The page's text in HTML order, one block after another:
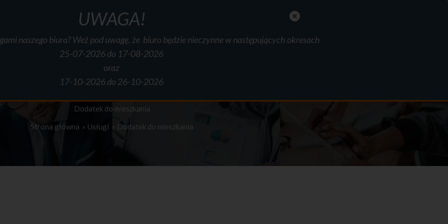
Dodatek do mieszkania
Strona główna
Usługi Dodatek do mieszkania
UWAGA!
naszego biura? Weź pod uwagę, że biuro będzie nieczynne w następujących okresach
25-07-2026 do 17-08-2026
oraz
17-10-2026 do 26-10-2026